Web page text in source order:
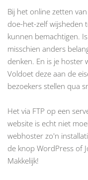
Bij het online zetten
doe-het-zelf wijsheden
kunnen bemachtigen.
misschien anders
denken. En is je hoster
Voldoet deze aan de
bezoekers stellen qua
Het via FTP op een
website is echt niet
webhoster zo'n
de knop WordPress of
Makkelijk!